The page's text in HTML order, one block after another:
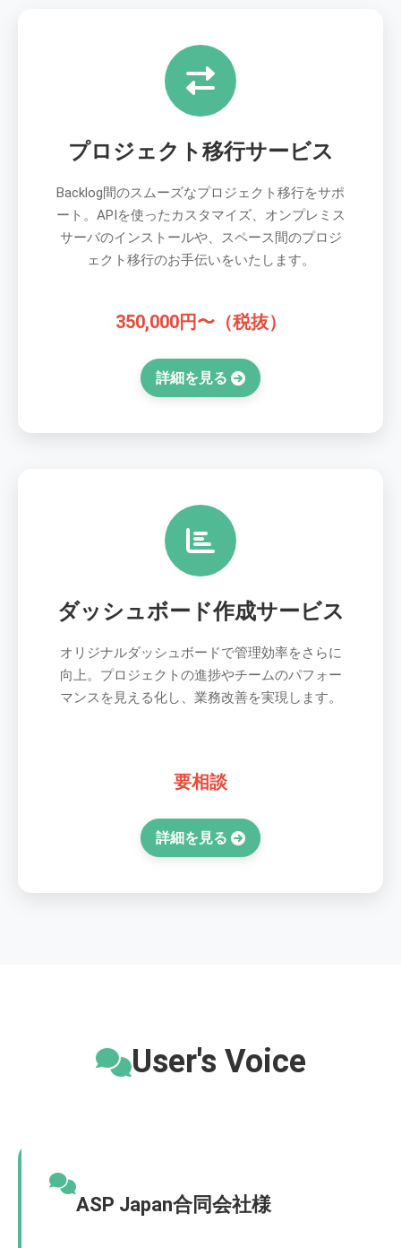
プロジェクト移行サービス
Backlog間のスムーズなプロジェクト移行をサポ
ート。APIを使ったカスタマイズ、オンプレミス
サーバのインストールや、スペース間のプロジ
ェクト移行のお手伝いをいたします。
350,000円〜（税抜）
詳細を見る
ダッシュボード作成サービス
オリジナルダッシュボードで管理効率をさらに
向上。プロジェクトの進捗やチームのパフォー
マンスを見える化し、業務改善を実現します。
要相談
詳細を見る
User's Voice
ASP Japan合同会社様